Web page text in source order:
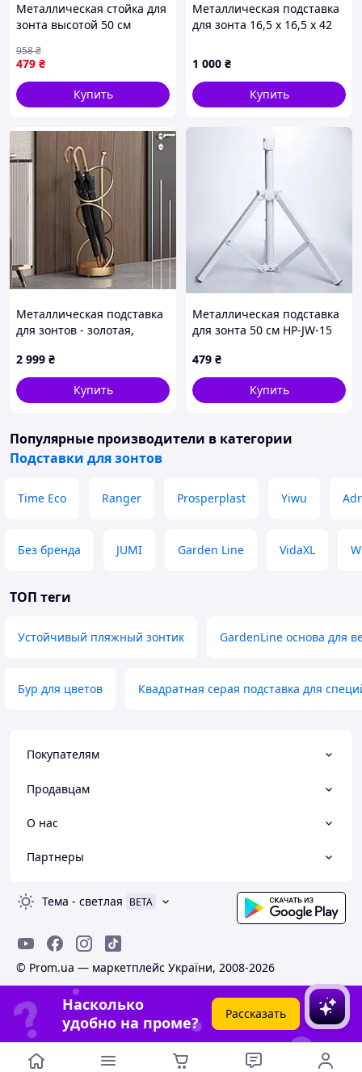
Металлическая стойка для
зонта высотой 50 см
надежной фиксации на
улице
479 ₴
958₴
Купить
Металлическая подставка
для зонта 16,5 x 16,5 x 42
1 000 ₴
Купить
Металлическая подставка
для зонтов - золотая,
2 999 ₴
Купить
Металлическая подставка
для зонта 50 см HP-JW-15
479 ₴
Купить
Популярные производители в категории
Подставки для зонтов
Time Eco Ranger Prosperplast Yiwu
Без бренда JUMI Garden Line VidaXL
ТОП теги
Устойчивый пляжный зонтик GardenLine основа для
Бур для цветов Квадратная серая подставка для
Покупателям
Продавцам
О нас
Партнеры
Тема - светлая BETA
© Prom.ua — маркетплейс України, 2008-2026
Насколько
удобно на проме?
Рассказать